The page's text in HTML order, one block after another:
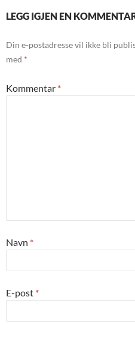
LEGG IGJEN EN
Din e-postadresse vil ikke bli
med *
Kommentar *
Navn *
E-post *